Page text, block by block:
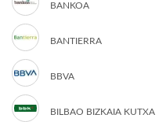
BANKOA
BANTIERRA
BBVA
BILBAO BIZKAIA KUTXA